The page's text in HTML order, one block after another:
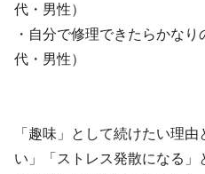
代・男性）
・自分で修理できたらかな
代・男性）
「趣味」として続けたい理
い」「ストレス発散になる